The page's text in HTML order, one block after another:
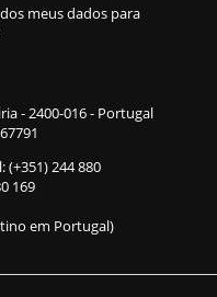
meus dados para
- 2400-016 - Portugal
(+351) 244 880
169
em Portugal)